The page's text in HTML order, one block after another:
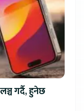
गर्दै, हुनेछ